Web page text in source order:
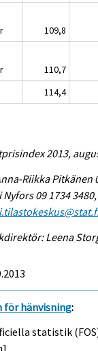
109,8
110,7
114,4
2013,
Riikka Pitkänen
Nyfors 09 1734
Leena
hänvisning:
statistik